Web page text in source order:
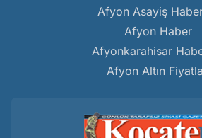
Afyon Asayiş
Afyon Haber
Afyonkarahisar
Afyon Altın